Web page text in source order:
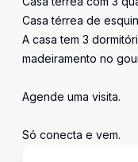
Casa térrea de
A casa tem 3
madeiramento no
Agende uma visita.
Só conecta e vem.